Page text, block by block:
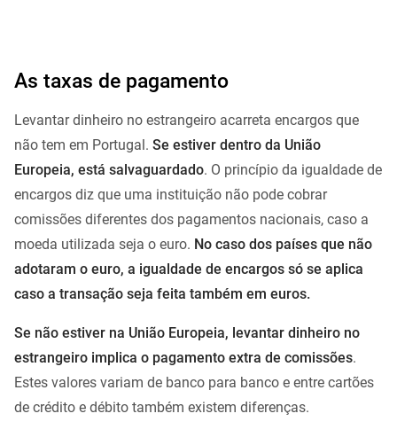
As taxas de pagamento
Levantar dinheiro no estrangeiro acarreta encargos que
não tem em Portugal. Se estiver dentro da União
Europeia, está salvaguardado. O princípio da igualdade de
encargos diz que uma instituição não pode cobrar
comissões diferentes dos pagamentos nacionais, caso a
moeda utilizada seja o euro. No caso dos países que não
adotaram o euro, a igualdade de encargos só se aplica
caso a transação seja feita também em euros.
Se não estiver na União Europeia, levantar dinheiro no
estrangeiro implica o pagamento extra de comissões.
Estes valores variam de banco para banco e entre cartões
de crédito e débito também existem diferenças.